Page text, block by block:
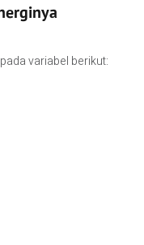
variabel berikut: